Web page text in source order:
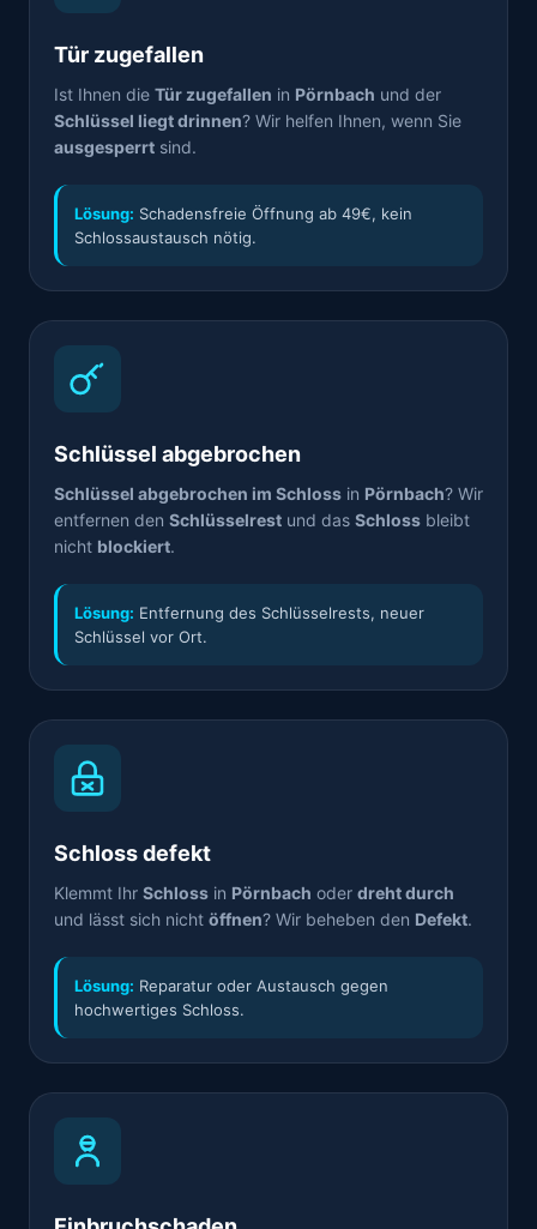
Tür zugefallen
Ist Ihnen die Tür zugefallen in Pörnbach und der
Schlüssel liegt drinnen? Wir helfen Ihnen, wenn Sie
ausgesperrt sind.
Lösung: Schadensfreie Öffnung ab 49€, kein
Schlossaustausch nötig.
Schlüssel abgebrochen
Schlüssel abgebrochen im Schloss in Pörnbach? Wir
entfernen den Schlüsselrest und das Schloss bleibt
nicht blockiert.
Lösung: Entfernung des Schlüsselrests, neuer
Schlüssel vor Ort.
Schloss defekt
Klemmt Ihr Schloss in Pörnbach oder dreht durch
und lässt sich nicht öffnen? Wir beheben den Defekt.
Lösung: Reparatur oder Austausch gegen
hochwertiges Schloss.